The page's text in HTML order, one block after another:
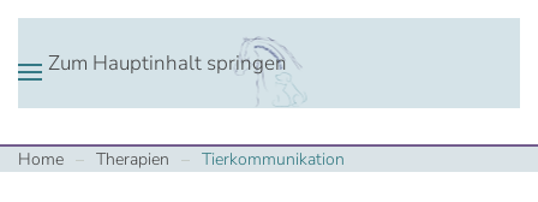
Zum Hauptinhalt springen
Home Therapien Tierkommunikation